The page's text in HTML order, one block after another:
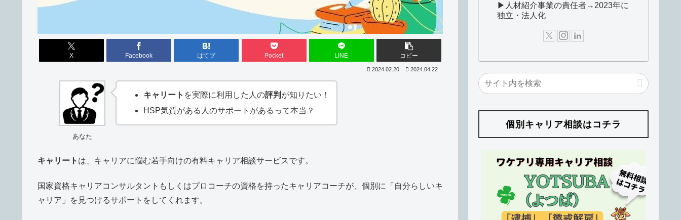
X Facebook はてブ Pocket LINE コピー
2024.02.20 2024.04.22
あなた
キャリート を実際に利用した人の評判 が知りたい！
HSP気質がある人のサポートがあるって本当？
キャリート は、キャリアに悩む若手向けの有料キャリア相談サービスです。
国家資格キャリアコンサルタントもしくはプロコーチの資格を持ったキャリアコーチが、個別に「自分らしいキ
ャリア」を見つけるサポートをしてくれます。
▶人材紹介事業の責任者→2023年に
独立・法人化
個別キャリア相談はコチラ